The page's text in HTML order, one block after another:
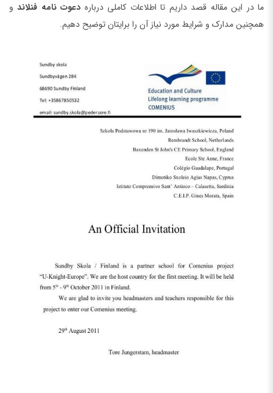
ما در این مقاله قصد داریم تا اطلاعات کاملی درباره دعوت نامه فنلاندو
همچنین مدارک و شرایط مورد نیاز آن را برایتان توضیح دهیم.